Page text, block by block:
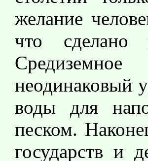
желание
что сделано
неодинаковый
воды для
песком.
государств и